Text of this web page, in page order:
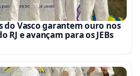
do Vasco garantem ouro nos
RJ e avançam para os JEBs